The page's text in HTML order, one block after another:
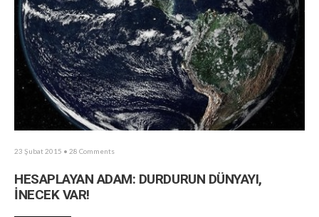
23 Şubat 2015 • 28 Comments
HESAPLAYAN ADAM: DURDURUN DÜNYAYI,
İNECEK VAR!